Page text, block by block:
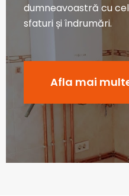
dumneavoastră cu
sfaturi și îndrumări.
Afla mai